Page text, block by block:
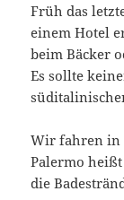
Früh das
einem Hotel
beim Bäcker
Es sollte
Wir fahren in
Palermo
die